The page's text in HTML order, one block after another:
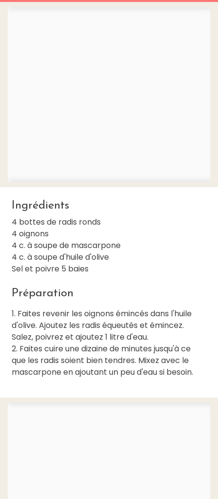
Ingrédients
4 bottes de radis ronds
4 oignons
4 c. à soupe de mascarpone
4 c. à soupe d'huile d'olive
Sel et poivre 5 baies
Préparation
1. Faites revenir les oignons émincés dans l'huile
d'olive. Ajoutez les radis équeutés et émincez.
Salez, poivrez et ajoutez 1 litre d'eau.
2. Faites cuire une dizaine de minutes jusqu'à ce
que les radis soient bien tendres. Mixez avec le
mascarpone en ajoutant un peu d'eau si besoin.